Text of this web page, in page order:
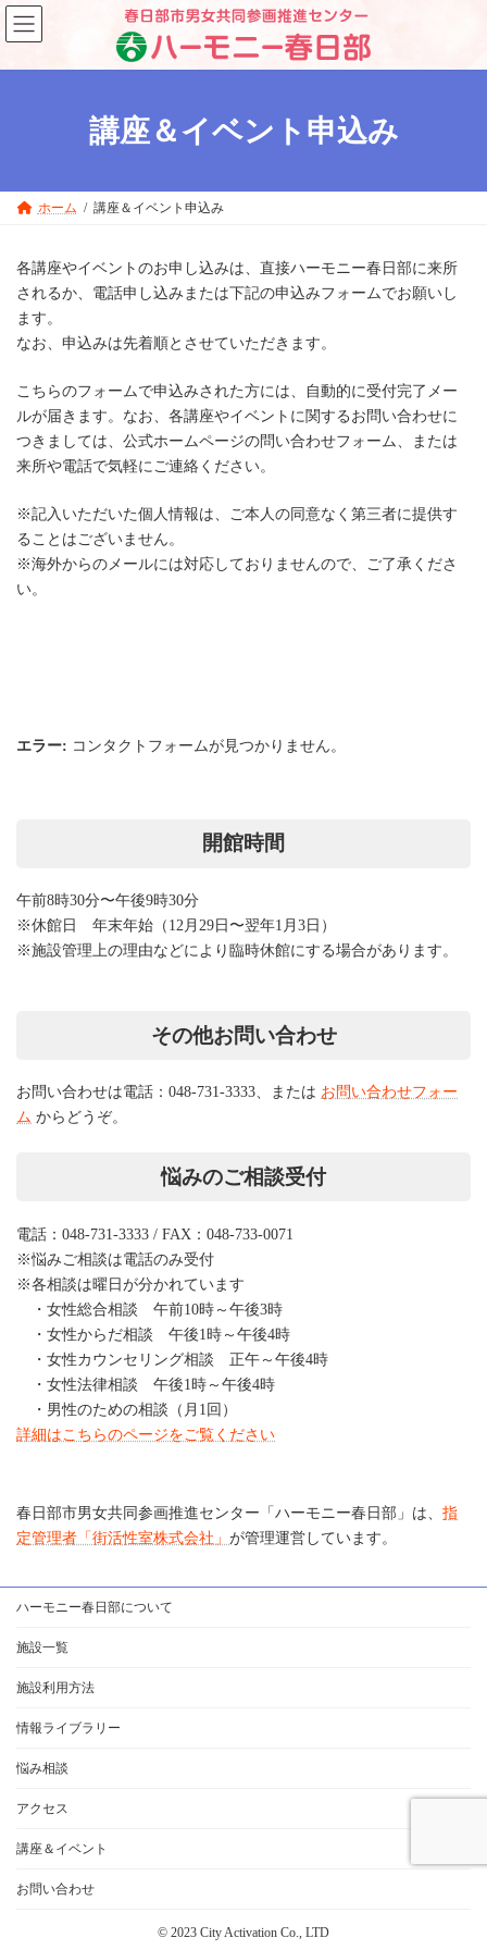
コ
ン
テ
ン
ナ
ビ
ゲ
ー
講座＆イベント申込み
ホーム 講座＆イベント申込み
各講座やイベントのお申し込みは、直接ハーモニー春日部に来所
されるか、電話申し込みまたは下記の申込みフォームでお願いし
ます。
なお、申込みは先着順とさせていただきます。
こちらのフォームで申込みされた方には、自動的に受付完了メー
ルが届きます。なお、各講座やイベントに関するお問い合わせに
つきましては、公式ホームページの問い合わせフォーム、または
来所や電話で気軽にご連絡ください。
※記入いただいた個人情報は、ご本人の同意なく第三者に提供す
ることはございません。
※海外からのメールには対応しておりませんので、ご了承くださ
い。
エラー: コンタクトフォームが見つかりません。
開館時間
午前8時30分〜午後9時30分
※休館日 年末年始（12月29日〜翌年1月3日）
※施設管理上の理由などにより臨時休館にする場合があります。
その他お問い合わせ
お問い合わせは電話：048-731-3333、または お問い合わせフォー
ム からどうぞ。
悩みのご相談受付
電話：048-731-3333 / FAX：048-733-0071
※悩みご相談は電話のみ受付
※各相談は曜日が分かれています
・女性総合相談 午前10時～午後3時
・女性からだ相談 午後1時～午後4時
・女性カウンセリング相談 正午～午後4時
・女性法律相談 午後1時～午後4時
・男性のための相談（月1回）
詳細はこちらのページをご覧ください
春日部市男女共同参画推進センター「ハーモニー春日部」は、 指
定管理者「街活性室株式会社」 が管理運営しています。
ハーモニー春日部について
施設一覧
施設利用方法
情報ライブラリー
悩み相談
アクセス
講座＆イベント
お問い合わせ
© 2023 City Activation Co., LTD